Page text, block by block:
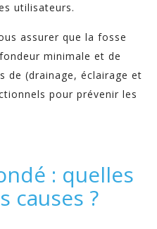
utilisateurs.
assurer que la fosse
minimale et de
de (drainage, éclairage et
pour prévenir les
: quelles
causes ?